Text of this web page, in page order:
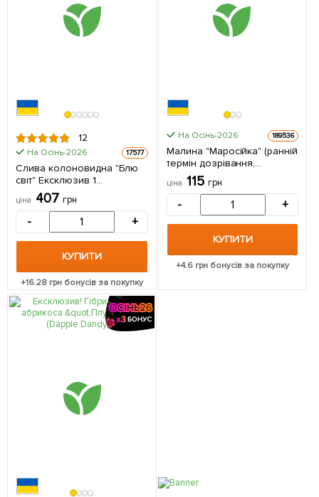
12
На Осінь-2026 17577
Слива колоновидна "Блю
світ" Ексклюзив 1
саджанець в упаковці
ціна 407 грн
- +
КУПИТИ
+16.28грн бонусів за покупку
На Осінь-2026 189536
Малина "Маросійка" (ранній
термін дозрівання,
високоврожайний та
безшипий сорт) 1-річний
саджанець 1 шт в упаковці
ціна 115 грн
- +
КУПИТИ
+4.6 грн бонусів за покупку